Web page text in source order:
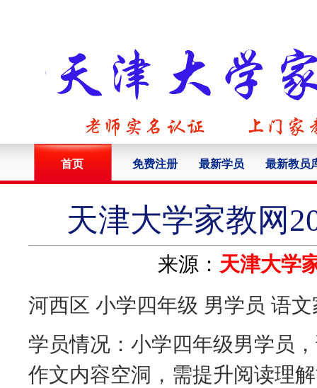
首页 免费注册 最新学员 最新教员
天津大学家教网
来源： 天津大学
河西区 小学四年级 男学员 语
学员情况：小学四年级男学员
作文内容空洞，需提升阅读理